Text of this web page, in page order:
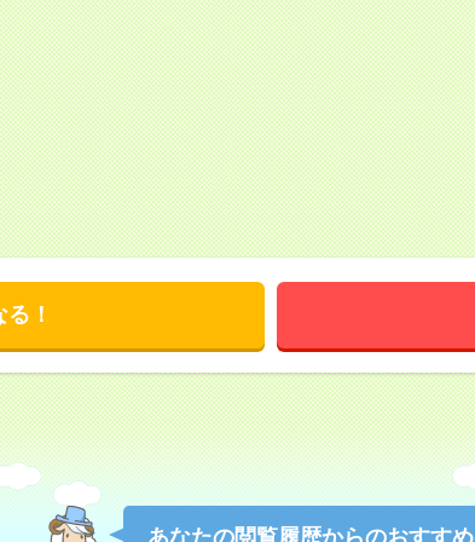
！
あなたの閲覧履歴からのおすすめ